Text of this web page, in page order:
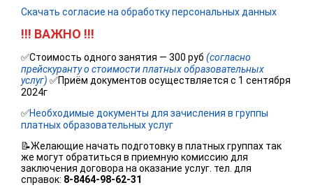
Скачать согласие на обработку персональных данных
‼! ВАЖНО !!!
✅Стоимость одного занятия — 300 руб (согласно
прейскуранту о стоимости платных образовательных
услуг) ✅Приём документов осуществляется с 1 сентября
2024г
✅Необходимые документы для зачисления в группы
платных образовательных услуг
📝Желающие начать подготовку в платных группах так
же могут обратиться в приемную комиссию для
заключения договора на оказание услуг. тел. для
справок: 8-8464-98-62-31